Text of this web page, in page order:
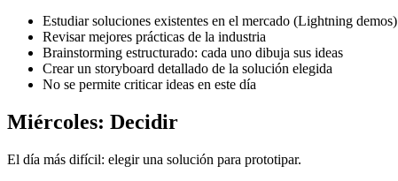
Estudiar soluciones existentes en el mercado (Lightning demos)
Revisar mejores prácticas de la industria
Brainstorming estructurado: cada uno dibuja sus ideas
Crear un storyboard detallado de la solución elegida
No se permite criticar ideas en este día
Miércoles: Decidir
El día más difícil: elegir una solución para prototipar.